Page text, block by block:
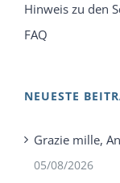
Hinweis zu den
FAQ
NEUESTE
Grazie mille,
05/08/2026